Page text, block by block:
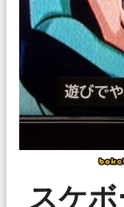
スケ